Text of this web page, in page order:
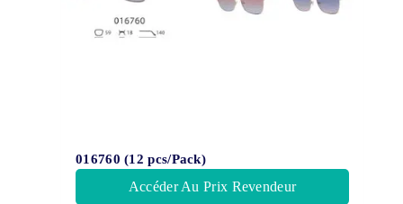
016760 (12 pcs/Pack)
Accéder Au Prix Revendeur